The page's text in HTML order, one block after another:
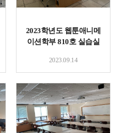
2023학년도 웹툰애니메
이션학부 810호 실습실
2023.09.14